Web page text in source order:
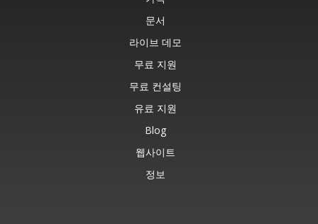
문서
라이브 데모
무료 지원
무료 컨설팅
유료 지원
Blog
웹사이트
정보